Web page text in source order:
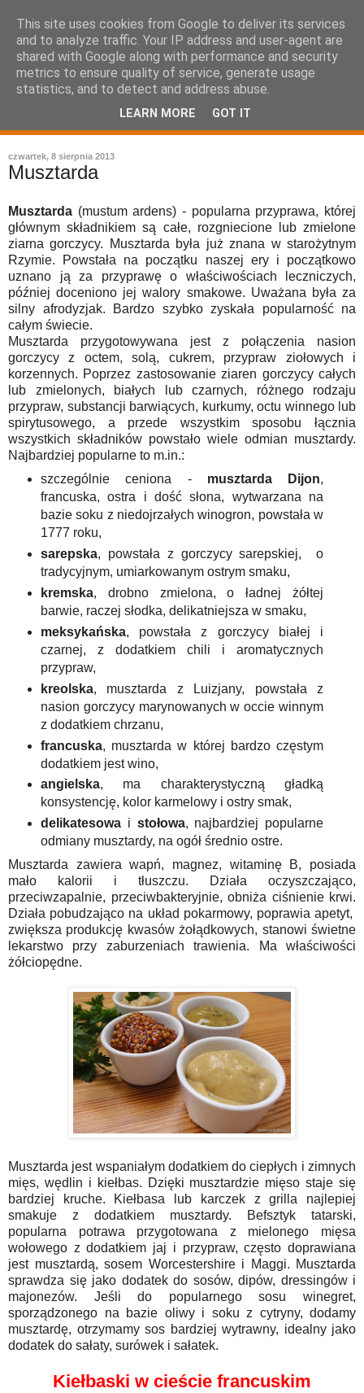
leksykon sztuki kulinarnej
czwartek, 8 sierpnia 2013
Musztarda
Musztarda (mustum ardens) - popularna przyprawa, której
głównym składnikiem są całe, rozgniecione lub zmielone
ziarna gorczycy. Musztarda była już znana w starożytnym
Rzymie. Powstała na początku naszej ery i początkowo
uznano ją za przyprawę o właściwościach leczniczych,
później doceniono jej walory smakowe. Uważana była za
silny afrodyzjak. Bardzo szybko zyskała popularność na
całym świecie.
Musztarda przygotowywana jest z połączenia nasion
gorczycy z octem, solą, cukrem, przypraw ziołowych i
korzennych. Poprzez zastosowanie ziaren gorczycy całych
lub zmielonych, białych lub czarnych, różnego rodzaju
przypraw, substancji barwiących, kurkumy, octu winnego lub
spirytusowego, a przede wszystkim sposobu łącznia
wszystkich składników powstało wiele odmian musztardy.
Najbardziej popularne to m.in.:
szczególnie ceniona - musztarda Dijon,
francuska, ostra i dość słona, wytwarzana na
bazie soku z niedojrzałych winogron, powstała w
1777 roku,
sarepska, powstała z gorczycy sarepskiej, o
tradycyjnym, umiarkowanym ostrym smaku,
kremska, drobno zmielona, o ładnej żółtej
barwie, raczej słodka, delikatniejsza w smaku,
meksykańska, powstała z gorczycy białej i
czarnej, z dodatkiem chili i aromatycznych
przypraw,
kreolska, musztarda z Luizjany, powstała z
nasion gorczycy marynowanych w occie winnym
z dodatkiem chrzanu,
francuska, musztarda w której bardzo częstym
dodatkiem jest wino,
angielska, ma charakterystyczną gładką
konsystencję, kolor karmelowy i ostry smak,
delikatesowai stołowa, najbardziej popularne
odmiany musztardy, na ogół średnio ostre.
Musztarda zawiera wapń, magnez, witaminę B, posiada
mało kalorii i tłuszczu. Działa oczyszczająco,
przeciwzapalnie, przeciwbakteryjnie, obniża ciśnienie krwi.
Działa pobudzająco na układ pokarmowy, poprawia apetyt,
zwiększa produkcję kwasów żołądkowych, stanowi świetne
lekarstwo przy zaburzeniach trawienia. Ma właściwości
żółciopędne.
Musztarda jest wspaniałym dodatkiem do ciepłych i zimnych
mięs, wędlin i kiełbas. Dzięki musztardzie mięso staje się
bardziej kruche. Kiełbasa lub karczek z grilla najlepiej
smakuje z dodatkiem musztardy. Befsztyk tatarski,
popularna potrawa przygotowana z mielonego mięsa
wołowego z dodatkiem jaj i przypraw, często doprawiana
jest musztardą, sosem Worcestershire i Maggi. Musztarda
sprawdza się jako dodatek do sosów, dipów, dressingów i
majonezów. Jeśli do popularnego sosu winegret,
sporządzonego na bazie oliwy i soku z cytryny, dodamy
musztardę, otrzymamy sos bardziej wytrawny, idealny jako
dodatek do sałaty, surówek i sałatek.
Kiełbaski w cieście francuskim
This site uses cookies from Google to deliver its services
and to analyze traffic. Your IP address and user-agent are
shared with Google along with performance and security
metrics to ensure quality of service, generate usage
statistics, and to detect and address abuse.
LEARN MORE GOT IT